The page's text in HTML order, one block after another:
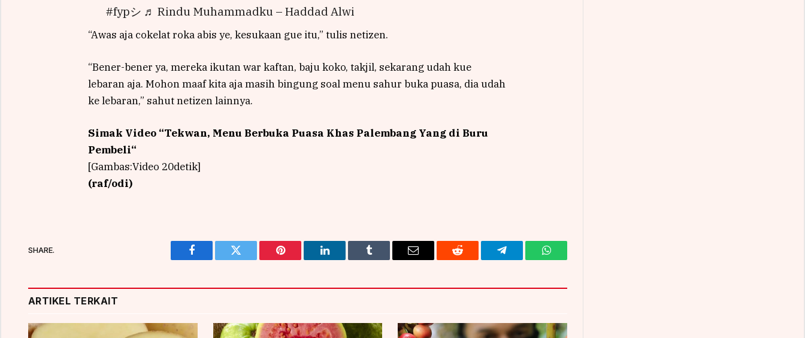
#fypシ ♬ Rindu Muhammadku – Haddad Alwi
“Awas aja cokelat roka abis ye, kesukaan gue itu,” tulis netizen.
“Bener-bener ya, mereka ikutan war kaftan, baju koko, takjil, sekarang udah kue
lebaran aja. Mohon maaf kita aja masih bingung soal menu sahur buka puasa, dia udah
ke lebaran,” sahut netizen lainnya.
Simak Video “Tekwan, Menu Berbuka Puasa Khas Palembang Yang di Buru
Pembeli“
[Gambas:Video 20detik]
(raf/odi)
SHARE.
Facebook Twitter Pinterest LinkedIn Tumblr Email Reddit Telegram WhatsApp
ARTIKEL TERKAIT